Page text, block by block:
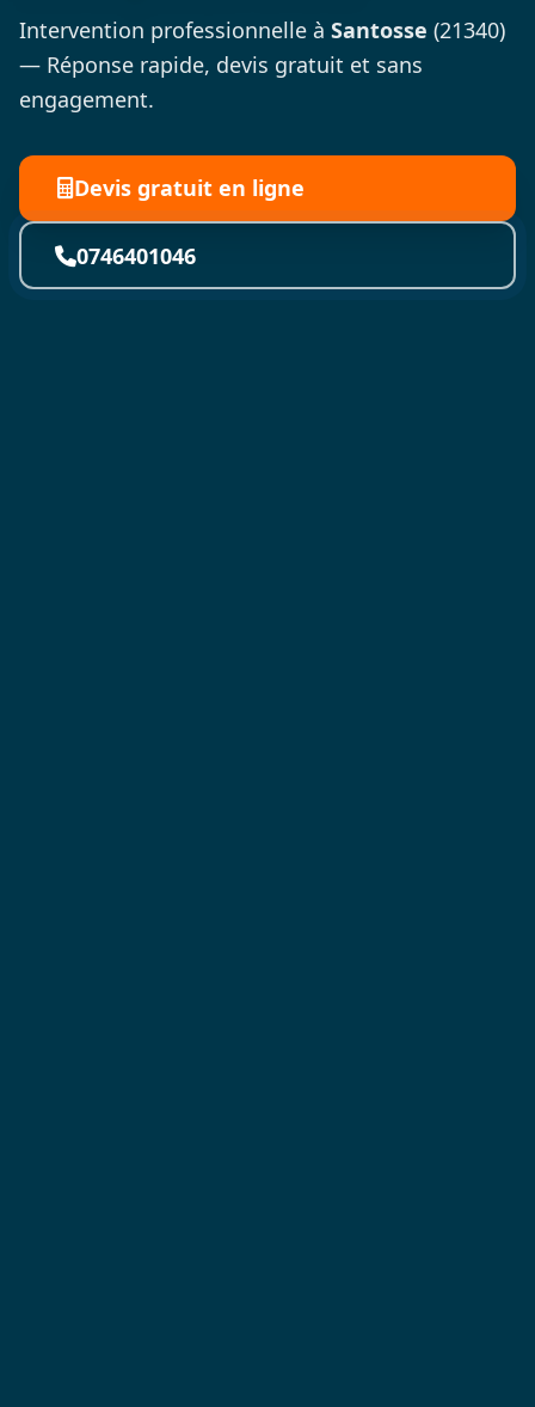
Intervention professionnelle à Santosse (21340)
— Réponse rapide, devis gratuit et sans
engagement.
Devis gratuit en ligne
0746401046